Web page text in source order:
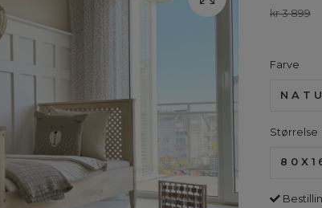
kr 3 899
Farve
Størrelse